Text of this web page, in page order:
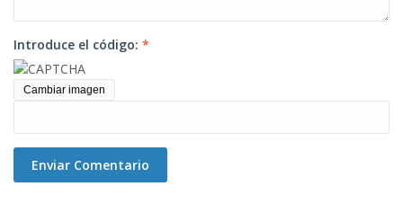
Introduce el código: *
Cambiar imagen
Enviar Comentario